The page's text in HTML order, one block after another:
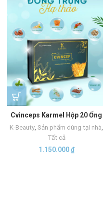
Cvinceps Karmel Hộp 20 Ống
K-Beauty, Sản phẩm dùng tại nhà,
Tất cả
1.150.000₫